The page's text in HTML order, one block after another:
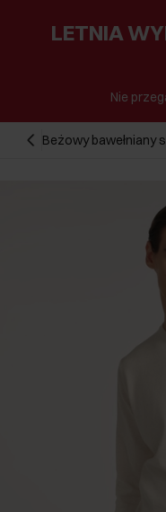
LETNIA
Nie
Beżowy bawełniany